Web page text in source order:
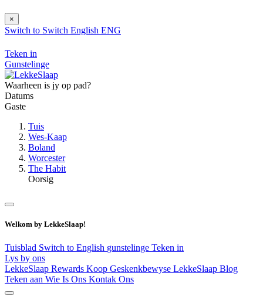
×
Switch to Switch English ENG
Teken in
Gunstelinge
Waarheen is jy op pad?
Datums
Gaste
Tuis
Wes-Kaap
Boland
Worcester
The Habit
Oorsig
Welkom by LekkeSlaap!
Tuisblad Switch to English gunstelinge Teken in
Lys by ons
LekkeSlaap Rewards Koop Geskenkbewyse LekkeSlaap Blog
Teken aan Wie Is Ons Kontak Ons